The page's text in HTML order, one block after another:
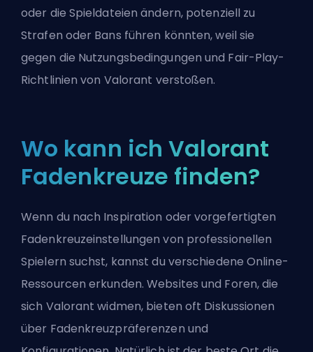
oder die Spieldateien ändern, potenziell zu
Strafen oder Bans führen könnten, weil sie
gegen die Nutzungsbedingungen und Fair-Play-
Richtlinien von Valorant verstoßen.
Wo kann ich Valorant
Fadenkreuze finden?
Wenn du nach Inspiration oder vorgefertigten
Fadenkreuzeinstellungen von professionellen
Spielern suchst, kannst du verschiedene Online-
Ressourcen erkunden. Websites und Foren, die
sich Valorant widmen, bieten oft Diskussionen
über Fadenkreuzpräferenzen und